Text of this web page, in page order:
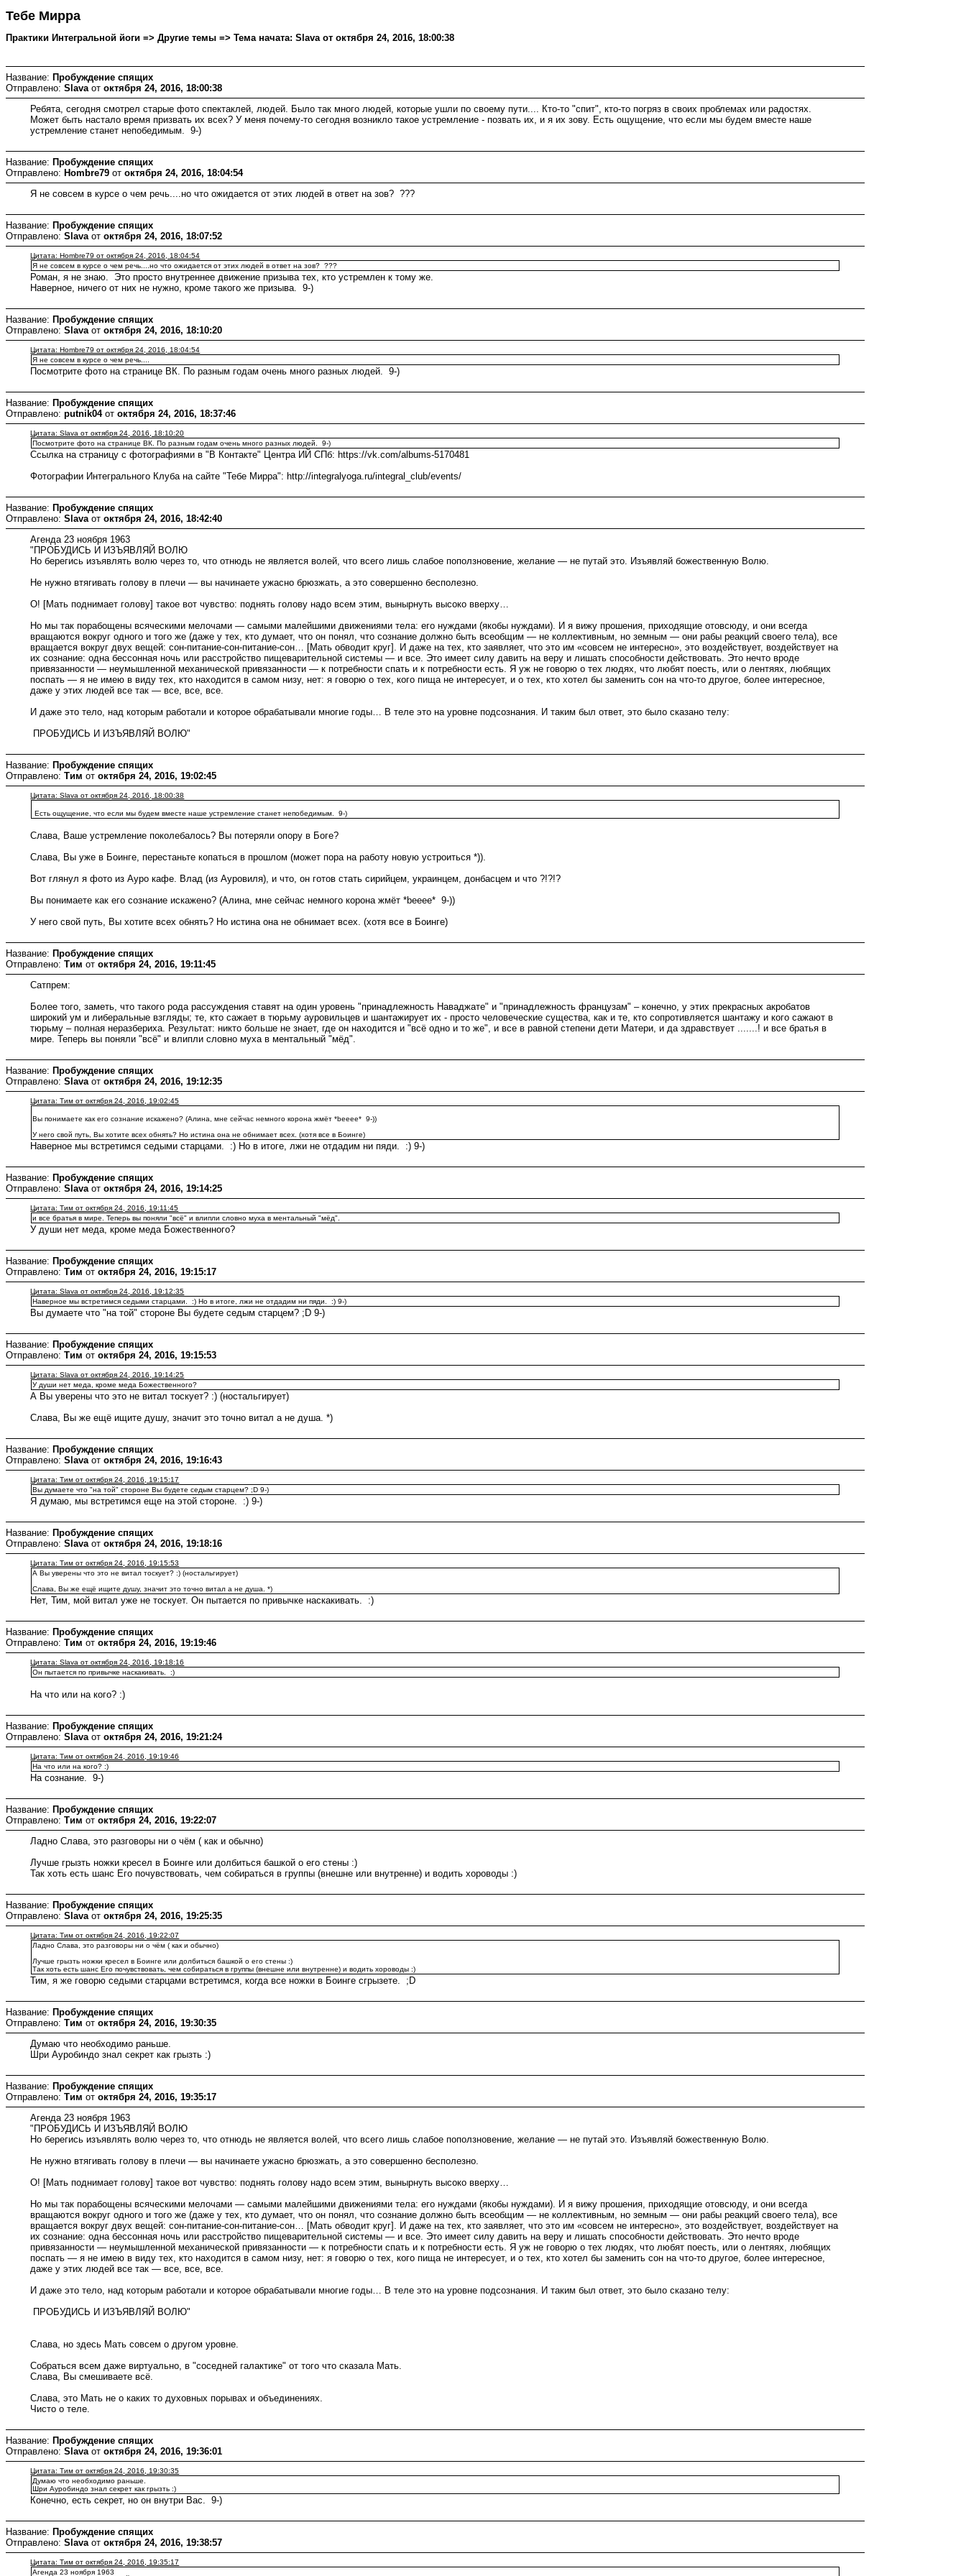
Тебе Мирра
Практики Интегральной йоги => Другие темы => Тема начата: Slava от октября 24, 2016, 18:00:38
Название: Пробуждение спящих
Отправлено: Slava от октября 24, 2016, 18:00:38
Ребята, сегодня смотрел старые фото спектаклей, людей. Было так много людей, которые ушли по своему пути.... Кто-то "спит", кто-то погряз в своих проблемах или радостях.
Может быть настало время призвать их всех? У меня почему-то сегодня возникло такое устремление - позвать их, и я их зову. Есть ощущение, что если мы будем вместе наше
устремление станет непобедимым. 9-)
Название: Пробуждение спящих
Отправлено: Hombre79 от октября 24, 2016, 18:04:54
Я не совсем в курсе о чем речь....но что ожидается от этих людей в ответ на зов? ???
Название: Пробуждение спящих
Отправлено: Slava от октября 24, 2016, 18:07:52
Цитата: Hombre79 от октября 24, 2016, 18:04:54
Я не совсем в курсе о чем речь....но что ожидается от этих людей в ответ на зов? ???
Роман, я не знаю. Это просто внутреннее движение призыва тех, кто устремлен к тому же.
Наверное, ничего от них не нужно, кроме такого же призыва. 9-)
Название: Пробуждение спящих
Отправлено: Slava от октября 24, 2016, 18:10:20
Цитата: Hombre79 от октября 24, 2016, 18:04:54
Я не совсем в курсе о чем речь....
Посмотрите фото на странице ВК. По разным годам очень много разных людей. 9-)
Название: Пробуждение спящих
Отправлено: putnik04от октября 24, 2016, 18:37:46
Цитата: Slava от октября 24, 2016, 18:10:20
Посмотрите фото на странице ВК. По разным годам очень много разных людей. 9-)
Ссылка на страницу с фотографиями в "В Контакте" Центра ИЙ СПб: https://vk.com/albums-5170481
Фотографии Интегрального Клуба на сайте "Тебе Мирра": http://integralyoga.ru/integral_club/events/
Название: Пробуждение спящих
Отправлено: Slava от октября 24, 2016, 18:42:40
Агенда 23 ноября 1963
"ПРОБУДИСЬ И ИЗЪЯВЛЯЙ ВОЛЮ
Но берегись изъявлять волю через то, что отнюдь не является волей, что всего лишь слабое поползновение, желание — не путай это. Изъявляй божественную Волю.
Не нужно втягивать голову в плечи — вы начинаете ужасно брюзжать, а это совершенно бесполезно.
О! [Мать поднимает голову] такое вот чувство: поднять голову надо всем этим, вынырнуть высоко вверху…
Но мы так порабощены всяческими мелочами — самыми малейшими движениями тела: его нуждами (якобы нуждами). И я вижу прошения, приходящие отовсюду, и они всегда
вращаются вокруг одного и того же (даже у тех, кто думает, что он понял, что сознание должно быть всеобщим — не коллективным, но земным — они рабы реакций своего тела), все
вращается вокруг двух вещей: сон-питание-сон-питание-сон… [Мать обводит круг]. И даже на тех, кто заявляет, что это им «совсем не интересно», это воздействует, воздействует на
их сознание: одна бессонная ночь или расстройство пищеварительной системы — и все. Это имеет силу давить на веру и лишать способности действовать. Это нечто вроде
привязанности — неумышленной механической привязанности — к потребности спать и к потребности есть. Я уж не говорю о тех людях, что любят поесть, или о лентяях, любящих
поспать — я не имею в виду тех, кто находится в самом низу, нет: я говорю о тех, кого пища не интересует, и о тех, кто хотел бы заменить сон на что-то другое, более интересное,
даже у этих людей все так — все, все, все.
И даже это тело, над которым работали и которое обрабатывали многие годы… В теле это на уровне подсознания. И таким был ответ, это было сказано телу:
ПРОБУДИСЬ И ИЗЪЯВЛЯЙ ВОЛЮ"
Название: Пробуждение спящих
Отправлено: Тим от октября 24, 2016, 19:02:45
Цитата: Slava от октября 24, 2016, 18:00:38
Есть ощущение, что если мы будем вместе наше устремление станет непобедимым. 9-)
Слава, Ваше устремление поколебалось? Вы потеряли опору в Боге?
Слава, Вы уже в Боинге, перестаньте копаться в прошлом (может пора на работу новую устроиться *)).
Вот глянул я фото из Ауро кафе. Влад (из Ауровиля), и что, он готов стать сирийцем, украинцем, донбасцем и что ?!?!?
Вы понимаете как его сознание искажено? (Алина, мне сейчас немного корона жмёт *beeee* 9-))
У него свой путь, Вы хотите всех обнять? Но истина она не обнимает всех. (хотя все в Боинге)
Название: Пробуждение спящих
Отправлено: Тим от октября 24, 2016, 19:11:45
Сатпрем:
Более того, заметь, что такого рода рассуждения ставят на один уровень "принадлежность Наваджате" и "принадлежность французам" – конечно, у этих прекрасных акробатов
широкий ум и либеральные взгляды; те, кто сажает в тюрьму ауровильцев и шантажирует их - просто человеческие существа, как и те, кто сопротивляется шантажу и кого сажают в
тюрьму – полная неразбериха. Результат: никто больше не знает, где он находится и "всё одно и то же", и все в равной степени дети Матери, и да здравствует .......! и все братья в
мире. Теперь вы поняли "всё" и влипли словно муха в ментальный "мёд".
Название: Пробуждение спящих
Отправлено: Slava от октября 24, 2016, 19:12:35
Цитата: Тим от октября 24, 2016, 19:02:45
Вы понимаете как его сознание искажено? (Алина, мне сейчас немного корона жмёт *beeee* 9-))
У него свой путь, Вы хотите всех обнять? Но истина она не обнимает всех. (хотя все в Боинге)
Наверное мы встретимся седыми старцами. :) Но в итоге, лжи не отдадим ни пяди. :) 9-)
Название: Пробуждение спящих
Отправлено: Slava от октября 24, 2016, 19:14:25
Цитата: Тим от октября 24, 2016, 19:11:45
и все братья в мире. Теперь вы поняли "всё" и влипли словно муха в ментальный "мёд".
У души нет меда, кроме меда Божественного?
Название: Пробуждение спящих
Отправлено: Тим от октября 24, 2016, 19:15:17
Цитата: Slava от октября 24, 2016, 19:12:35
Наверное мы встретимся седыми старцами. :) Но в итоге, лжи не отдадим ни пяди. :) 9-)
Вы думаете что "на той" стороне Вы будете седым старцем? ;D 9-)
Название: Пробуждение спящих
Отправлено: Тим от октября 24, 2016, 19:15:53
Цитата: Slava от октября 24, 2016, 19:14:25
У души нет меда, кроме меда Божественного?
А Вы уверены что это не витал тоскует? :) (ностальгирует)
Слава, Вы же ещё ищите душу, значит это точно витал а не душа. *)
Название: Пробуждение спящих
Отправлено: Slava от октября 24, 2016, 19:16:43
Цитата: Тим от октября 24, 2016, 19:15:17
Вы думаете что "на той" стороне Вы будете седым старцем? ;D 9-)
Я думаю, мы встретимся еще на этой стороне. :) 9-)
Название: Пробуждение спящих
Отправлено: Slava от октября 24, 2016, 19:18:16
Цитата: Тим от октября 24, 2016, 19:15:53
А Вы уверены что это не витал тоскует? :) (ностальгирует)
Слава, Вы же ещё ищите душу, значит это точно витал а не душа. *)
Нет, Тим, мой витал уже не тоскует. Он пытается по привычке наскакивать. :)
Название: Пробуждение спящих
Отправлено: Тим от октября 24, 2016, 19:19:46
Цитата: Slava от октября 24, 2016, 19:18:16
Он пытается по привычке наскакивать. :)
На что или на кого? :)
Название: Пробуждение спящих
Отправлено: Slava от октября 24, 2016, 19:21:24
Цитата: Тим от октября 24, 2016, 19:19:46
На что или на кого? :)
На сознание. 9-)
Название: Пробуждение спящих
Отправлено: Тим от октября 24, 2016, 19:22:07
Ладно Слава, это разговоры ни о чём ( как и обычно)
Лучше грызть ножки кресел в Боинге или долбиться башкой о его стены :)
Так хоть есть шанс Его почувствовать, чем собираться в группы (внешне или внутренне) и водить хороводы :)
Название: Пробуждение спящих
Отправлено: Slava от октября 24, 2016, 19:25:35
Цитата: Тим от октября 24, 2016, 19:22:07
Ладно Слава, это разговоры ни о чём ( как и обычно)
Лучше грызть ножки кресел в Боинге или долбиться башкой о его стены :)
Так хоть есть шанс Его почувствовать, чем собираться в группы (внешне или внутренне) и водить хороводы :)
Тим, я же говорю седыми старцами встретимся, когда все ножки в Боинге сгрызете. ;D
Название: Пробуждение спящих
Отправлено: Тим от октября 24, 2016, 19:30:35
Думаю что необходимо раньше.
Шри Ауробиндо знал секрет как грызть :)
Название: Пробуждение спящих
Отправлено: Тим от октября 24, 2016, 19:35:17
Агенда 23 ноября 1963
"ПРОБУДИСЬ И ИЗЪЯВЛЯЙ ВОЛЮ
Но берегись изъявлять волю через то, что отнюдь не является волей, что всего лишь слабое поползновение, желание — не путай это. Изъявляй божественную Волю.
Не нужно втягивать голову в плечи — вы начинаете ужасно брюзжать, а это совершенно бесполезно.
О! [Мать поднимает голову] такое вот чувство: поднять голову надо всем этим, вынырнуть высоко вверху…
Но мы так порабощены всяческими мелочами — самыми малейшими движениями тела: его нуждами (якобы нуждами). И я вижу прошения, приходящие отовсюду, и они всегда
вращаются вокруг одного и того же (даже у тех, кто думает, что он понял, что сознание должно быть всеобщим — не коллективным, но земным — они рабы реакций своего тела), все
вращается вокруг двух вещей: сон-питание-сон-питание-сон… [Мать обводит круг]. И даже на тех, кто заявляет, что это им «совсем не интересно», это воздействует, воздействует на
их сознание: одна бессонная ночь или расстройство пищеварительной системы — и все. Это имеет силу давить на веру и лишать способности действовать. Это нечто вроде
привязанности — неумышленной механической привязанности — к потребности спать и к потребности есть. Я уж не говорю о тех людях, что любят поесть, или о лентяях, любящих
поспать — я не имею в виду тех, кто находится в самом низу, нет: я говорю о тех, кого пища не интересует, и о тех, кто хотел бы заменить сон на что-то другое, более интересное,
даже у этих людей все так — все, все, все.
И даже это тело, над которым работали и которое обрабатывали многие годы… В теле это на уровне подсознания. И таким был ответ, это было сказано телу:
ПРОБУДИСЬ И ИЗЪЯВЛЯЙ ВОЛЮ"
Слава, но здесь Мать совсем о другом уровне.
Собраться всем даже виртуально, в "соседней галактике" от того что сказала Мать.
Слава, Вы смешиваете всё.
Слава, это Мать не о каких то духовных порывах и объединениях.
Чисто о теле.
Название: Пробуждение спящих
Отправлено: Slava от октября 24, 2016, 19:36:01
Цитата: Тим от октября 24, 2016, 19:30:35
Думаю что необходимо раньше.
Шри Ауробиндо знал секрет как грызть :)
Конечно, есть секрет, но он внутри Вас. 9-)
Название: Пробуждение спящих
Отправлено: Slava от октября 24, 2016, 19:38:57
Цитата: Тим от октября 24, 2016, 19:35:17
Агенда 23 ноября 1963